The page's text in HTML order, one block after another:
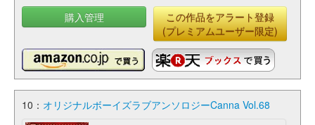
購入管理
この作品をアラート登録
(プレミアムユーザー限定)
10： オリジナルボーイズラブアンソロジーCanna Vol.68